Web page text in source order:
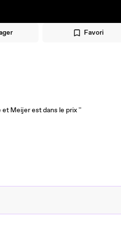
Favori
Meijer est dans le prix ''